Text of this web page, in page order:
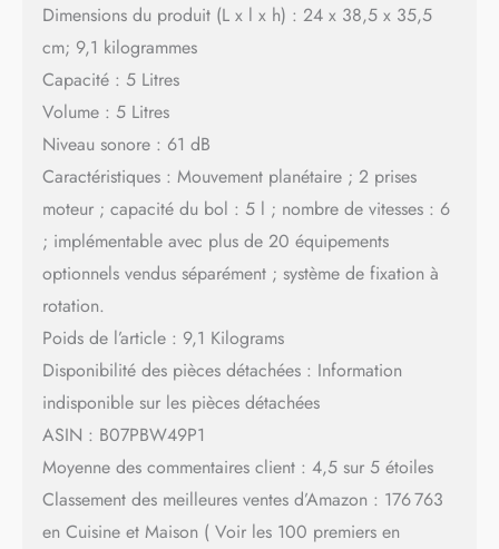
Dimensions du produit (L x l x h) : 24 x 38,5 x 35,5
cm; 9,1 kilogrammes
Capacité : 5 Litres
Volume : 5 Litres
Niveau sonore : 61 dB
Caractéristiques : Mouvement planétaire ; 2 prises
moteur ; capacité du bol : 5 l ; nombre de vitesses : 6
; implémentable avec plus de 20 équipements
optionnels vendus séparément ; système de fixation à
rotation.
Poids de l’article : 9,1 Kilograms
Disponibilité des pièces détachées : Information
indisponible sur les pièces détachées
ASIN : B07PBW49P1
Moyenne des commentaires client : 4,5 sur 5 étoiles
Classement des meilleures ventes d’Amazon : 176 763
en Cuisine et Maison ( Voir les 100 premiers en